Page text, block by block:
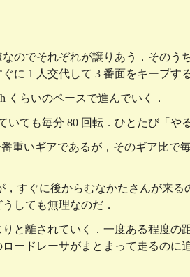
のでそれぞれが譲りあう．その
に 1 人交代して 3 番面をキープす
くらいのペースで進んでいく．
ても毎分 80 回転．ひとたび「や
重いギアであるが，そのギア比で
すぐに後からむなかたさんが来
しても無理なのだ．
と離されていく．一度ある程度
ードレーサがまとまって走るのに